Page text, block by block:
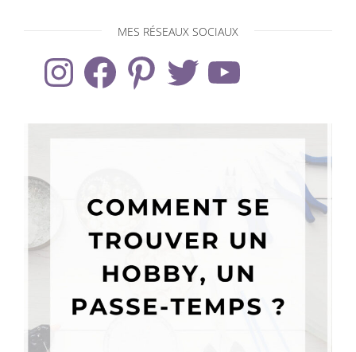
MES RÉSEAUX SOCIAUX
InstagramFacebook Pinterest Twitter